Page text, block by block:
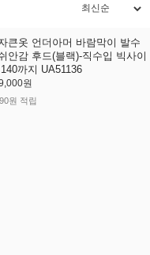
큰옷 언더아머 바람막이 발수
안감 후드(블랙)-직수입 빅사이
까지 UA51136
원
원 적립